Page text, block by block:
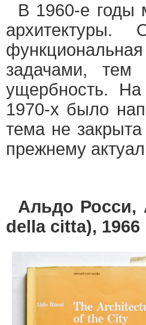
В 1960-е годы
задачами, тем
ущербность.
1970-х было
тема не
прежнему
Альдо Росси,
della citta), 1966